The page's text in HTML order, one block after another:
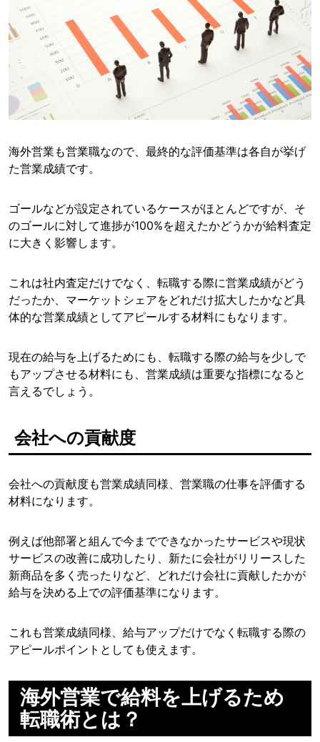
海外営業も営業職なので、最終的な評価基準は各自が挙げ
た営業成績です。
ゴールなどが設定されているケースがほとんどですが、そ
のゴールに対して進捗が100%を超えたかどうかが給料査定
に大きく影響します。
これは社内査定だけでなく、転職する際に営業成績がどう
だったか、マーケットシェアをどれだけ拡大したかなど具
体的な営業成績としてアピールする材料にもなります。
現在の給与を上げるためにも、転職する際の給与を少しで
もアップさせる材料にも、営業成績は重要な指標になると
言えるでしょう。
会社への貢献度
会社への貢献度も営業成績同様、営業職の仕事を評価する
材料になります。
例えば他部署と組んで今までできなかったサービスや現状
サービスの改善に成功したり、新たに会社がリリースした
新商品を多く売ったりなど、どれだけ会社に貢献したかが
給与を決める上での評価基準になります。
これも営業成績同様、給与アップだけでなく転職する際の
アピールポイントとしても使えます。
海外営業で給料を上げるため
転職術とは？